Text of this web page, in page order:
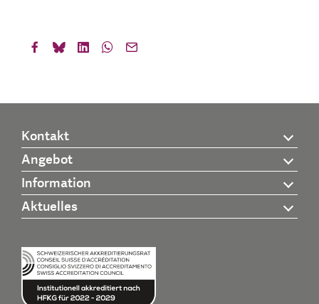
Kontakt
Angebot
Information
Aktuelles